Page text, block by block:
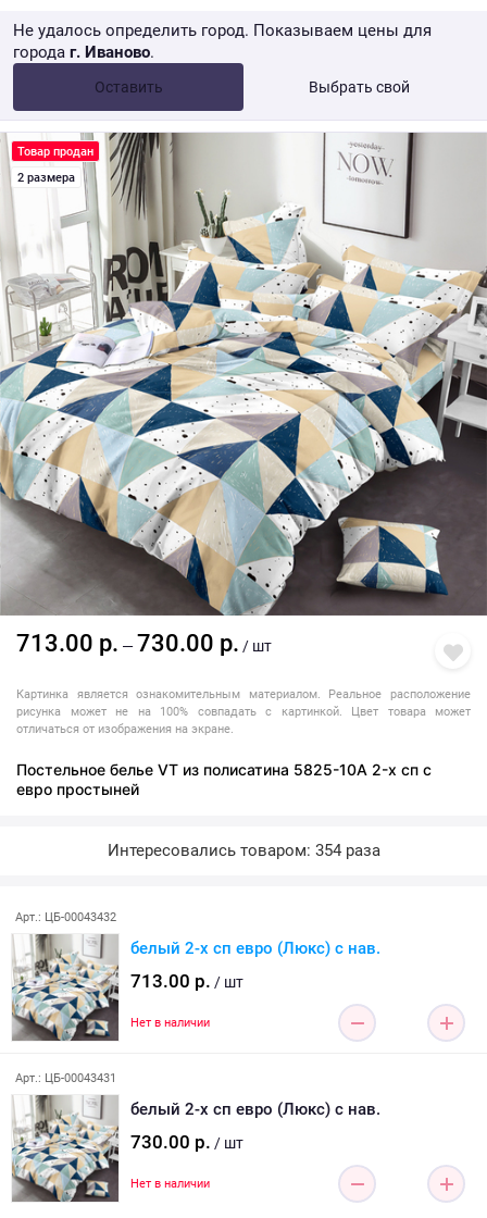
Не удалось определить город. Показываем цены для
города г. Иваново.
Оставить Выбрать свой
от 10 000 ₽ Розница → WB
Товар продан
2 размера
713.00 р. —730.00 р. / шт
Картинка является ознакомительным материалом. Реальное расположение
рисунка может не на 100% совпадать с картинкой. Цвет товара может
отличаться от изображения на экране.
Постельное белье VT из полисатина 5825-10A 2-х сп с
евро простыней
Интересовались товаром: 354 раза
Арт.: ЦБ-00043432
белый 2-х сп евро (Люкс) с нав.
713.00 р. / шт
Нет в наличии
Арт.: ЦБ-00043431
белый 2-х сп евро (Люкс) с нав.
730.00 р. / шт
Нет в наличии